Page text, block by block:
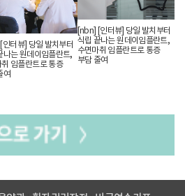
걸리지만 원데이임플란트는
, 임시치아 제작까지 하루에
와 수면마취치료 대해 더 자세히
한 비타민치과 이청옥
요청했다.
기는?
공적으로 임플란트수술을
인터뷰] 당일 발치부터
나는 원데이임플란트,
취 임플란트로 통증
여
[nbn] [인터뷰] 당일 발치부터
식립 끝나는 원데이임플란트,
수면마취 임플란트로 통증
부담 줄여